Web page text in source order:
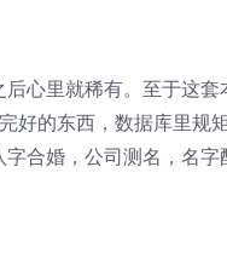
心里就稀有。至于这套
好的东西，数据库里规
合婚，公司测名，名字